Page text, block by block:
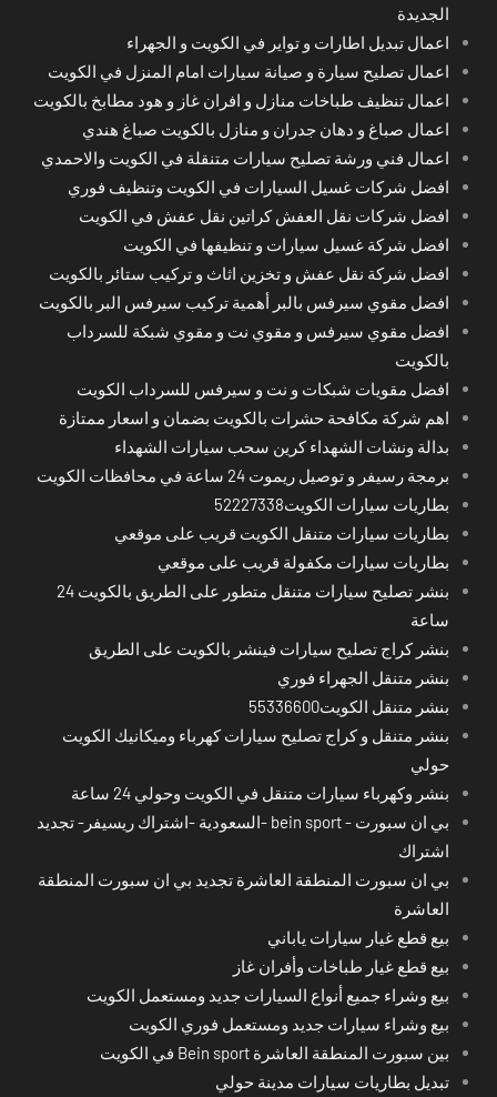
الجديدة
اعمال تبديل اطارات و تواير في الكويت و الجهراء
اعمال تصليح سيارة و صيانة سيارات امام المنزل في الكويت
اعمال تنظيف طباخات منازل و افران غاز و هود مطابخ بالكويت
اعمال صباغ و دهان جدران و منازل بالكويت صباغ هندي
اعمال فني ورشة تصليح سيارات متنقلة في الكويت والاحمدي
افضل شركات غسيل السيارات في الكويت وتنظيف فوري
افضل شركات نقل العفش كراتين نقل عفش في الكويت
افضل شركة غسيل سيارات و تنظيفها في الكويت
افضل شركة نقل عفش و تخزين اثاث و تركيب ستائر بالكويت
افضل مقوي سيرفس بالبر أهمية تركيب سيرفس البر بالكويت
افضل مقوي سيرفس و مقوي نت و مقوي شبكة للسرداب
بالكويت
افضل مقويات شبكات و نت و سيرفس للسرداب الكويت
اهم شركة مكافحة حشرات بالكويت بضمان و اسعار ممتازة
بدالة ونشات الشهداء كرين سحب سيارات الشهداء
برمجة رسيفر و توصيل ريموت 24 ساعة في محافظات الكويت
بطاريات سيارات الكويت52227338
بطاريات سيارات متنقل الكويت قريب على موقعي
بطاريات سيارات مكفولة قريب على موقعي
بنشر تصليح سيارات متنقل متطور على الطريق بالكويت 24
ساعة
بنشر كراج تصليح سيارات فينشر بالكويت على الطريق
بنشر متنقل الجهراء فوري
بنشر متنقل الكويت55336600
بنشر متنقل و كراج تصليح سيارات كهرباء وميكانيك الكويت
حولي
بنشر وكهرباء سيارات متنقل في الكويت وحولي 24 ساعة
بي ان سبورت - bein sport -السعودية -اشتراك ريسيفر- تجديد
اشتراك
بي ان سبورت المنطقة العاشرة تجديد بي ان سبورت المنطقة
العاشرة
بيع قطع غيار سيارات ياباني
بيع قطع غيار طباخات وأفران غاز
بيع وشراء جميع أنواع السيارات جديد ومستعمل الكويت
بيع وشراء سيارات جديد ومستعمل فوري الكويت
بين سبورت المنطقة العاشرة Bein sport في الكويت
تبديل بطاريات سيارات مدينة حولي